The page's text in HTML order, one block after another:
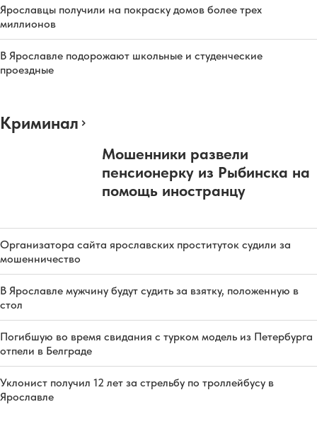
Ярославцы получили на покраску домов более трех
миллионов
В Ярославле подорожают школьные и студенческие
проездные
Криминал
Мошенники развели
пенсионерку из Рыбинска на
помощь иностранцу
Организатора сайта ярославских проституток судили за
мошенничество
В Ярославле мужчину будут судить за взятку, положенную в
стол
Погибшую во время свидания с турком модель из Петербурга
отпели в Белграде
Уклонист получил 12 лет за стрельбу по троллейбусу в
Ярославле